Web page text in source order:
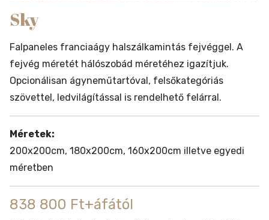
Sky
Falpaneles franciaágy halszálkamintás fejvéggel. A
fejvég méretét hálószobád méretéhez igazítjuk.
Opcionálisan ágyneműtartóval, felsőkategóriás
szövettel, ledvilágítással is rendelhető felárral.
Méretek:
200x200cm, 180x200cm, 160x200cm illetve egyedi
méretben
838 800 Ft+áfától